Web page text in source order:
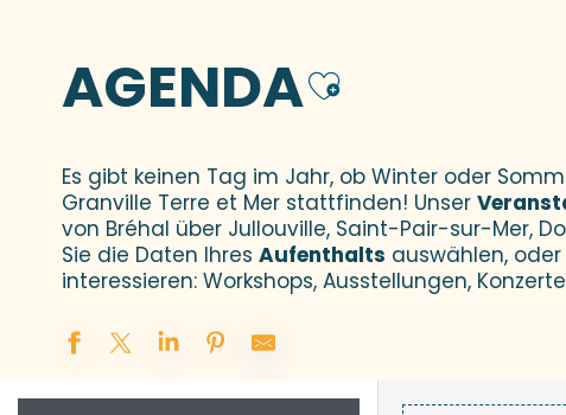
AGENDAAjouter
Es gibt keinen Tag im Jahr, ob Winter oder
Granville Terre et Mer stattfinden! Unser
von Bréhal über Jullouville, Saint-Pair-sur-Mer,
Sie die Daten Ihres Aufenthalts auswählen,
interessieren: Workshops, Ausstellungen,